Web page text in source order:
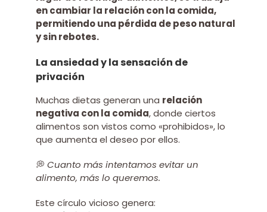
en cambiar la relación con la comida,
permitiendo una pérdida de peso natural
y sin rebotes.
La ansiedad y la sensación de
privación
Muchas dietas generan una relación
negativa con la comida, donde ciertos
alimentos son vistos como «prohibidos», lo
que aumenta el deseo por ellos.
💭 Cuanto más intentamos evitar un
alimento, más lo queremos.
Este círculo vicioso genera: